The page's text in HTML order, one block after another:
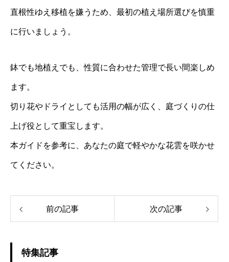
直根性ゆえ移植を嫌うため、最初の植え場所選びを慎重
に行いましょう。
鉢でも地植えでも、性質に合わせた管理で長い間楽しめ
ます。
切り花やドライとしても活用の幅が広く、庭づくりの仕
上げ役として重宝します。
本ガイドを参考に、あなたの庭で軽やかな花雲を咲かせ
てください。
前の記事 次の記事
特集記事